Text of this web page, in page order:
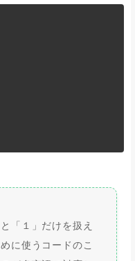
「１」だけを扱え
に使うコードのこ